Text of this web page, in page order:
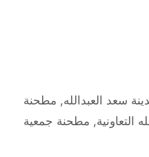
سعد العبدالله, مطحنة
التعاونية, مطحنة جمعية